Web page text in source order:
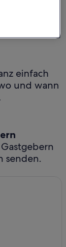
die Uhr,
einfach
und wann
senden.